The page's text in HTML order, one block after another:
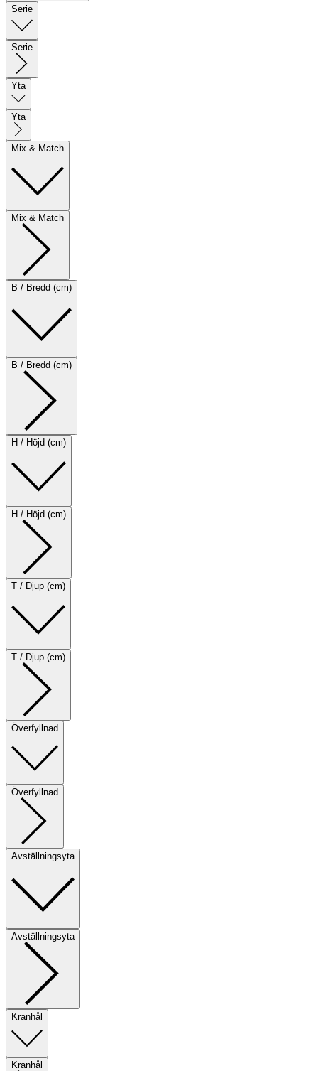
Serie
Serie
Yta
Yta
Mix & Match
Mix & Match
B / Bredd (cm)
B / Bredd (cm)
H / Höjd (cm)
H / Höjd (cm)
T / Djup (cm)
T / Djup (cm)
Överfyllnad
Överfyllnad
Avställningsyta
Avställningsyta
Kranhål
Kranhål